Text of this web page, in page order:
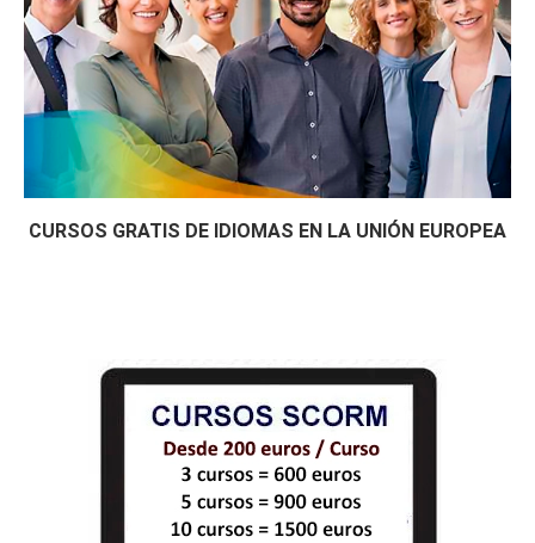
CURSOS GRATIS DE IDIOMAS EN LA UNIÓN EUROPEA